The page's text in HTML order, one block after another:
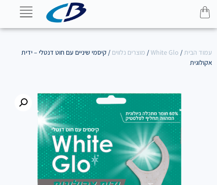
עמוד הבית/
White Glo
/ מוצרים נלווים / קיסמי שיניים עם חוט דנטלי – ידית
אקולוגית